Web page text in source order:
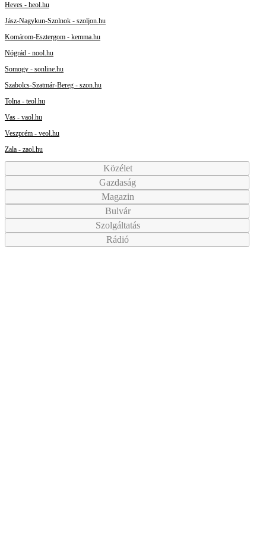
Heves - heol.hu
Jász-Nagykun-Szolnok - szoljon.hu
Komárom-Esztergom - kemma.hu
Nógrád - nool.hu
Somogy - sonline.hu
Szabolcs-Szatmár-Bereg - szon.hu
Tolna - teol.hu
Vas - vaol.hu
Veszprém - veol.hu
Zala - zaol.hu
Közélet
Gazdaság
Magazin
Bulvár
Szolgáltatás
Rádió